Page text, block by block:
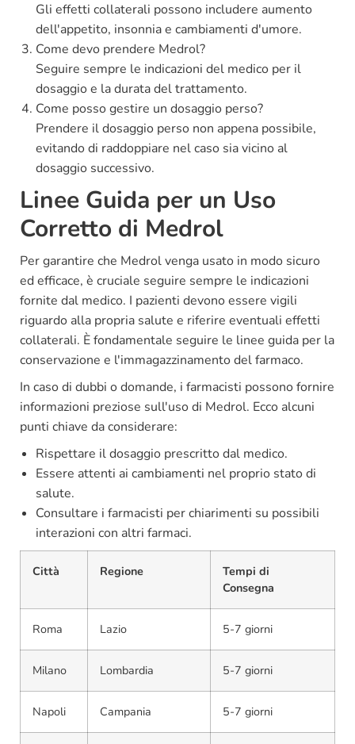
Gli effetti collaterali possono includere aumento
dell'appetito, insonnia e cambiamenti d'umore.
Come devo prendere Medrol?
Seguire sempre le indicazioni del medico per il
dosaggio e la durata del trattamento.
Come posso gestire un dosaggio perso?
Prendere il dosaggio perso non appena possibile,
evitando di raddoppiare nel caso sia vicino al
dosaggio successivo.
Linee Guida per un Uso
Corretto di Medrol
Per garantire che Medrol venga usato in modo sicuro
ed efficace, è cruciale seguire sempre le indicazioni
fornite dal medico. I pazienti devono essere vigili
riguardo alla propria salute e riferire eventuali effetti
collaterali. È fondamentale seguire le linee guida per la
conservazione e l'immagazzinamento del farmaco.
In caso di dubbi o domande, i farmacisti possono fornire
informazioni preziose sull'uso di Medrol. Ecco alcuni
punti chiave da considerare:
Rispettare il dosaggio prescritto dal medico.
Essere attenti ai cambiamenti nel proprio stato di
salute.
Consultare i farmacisti per chiarimenti su possibili
interazioni con altri farmaci.
Città Regione
Tempi di
Consegna
Roma Lazio 5-7 giorni
Milano Lombardia 5-7 giorni
Napoli Campania 5-7 giorni